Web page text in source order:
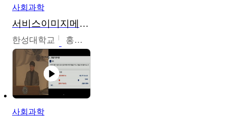
사회과학
서비스이미지메이킹
한성대학교 홍수남
사회과학